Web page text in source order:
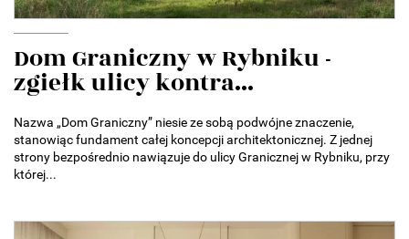
Dom Graniczny w Rybniku -
zgiełk ulicy kontra...
Nazwa „Dom Graniczny” niesie ze sobą podwójne znaczenie,
stanowiąc fundament całej koncepcji architektonicznej. Z jednej
strony bezpośrednio nawiązuje do ulicy Granicznej w Rybniku, przy
której...